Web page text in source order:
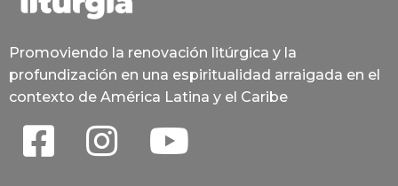
Promoviendo la renovación litúrgica y la
profundización en una espiritualidad arraigada en el
contexto de América Latina y el Caribe